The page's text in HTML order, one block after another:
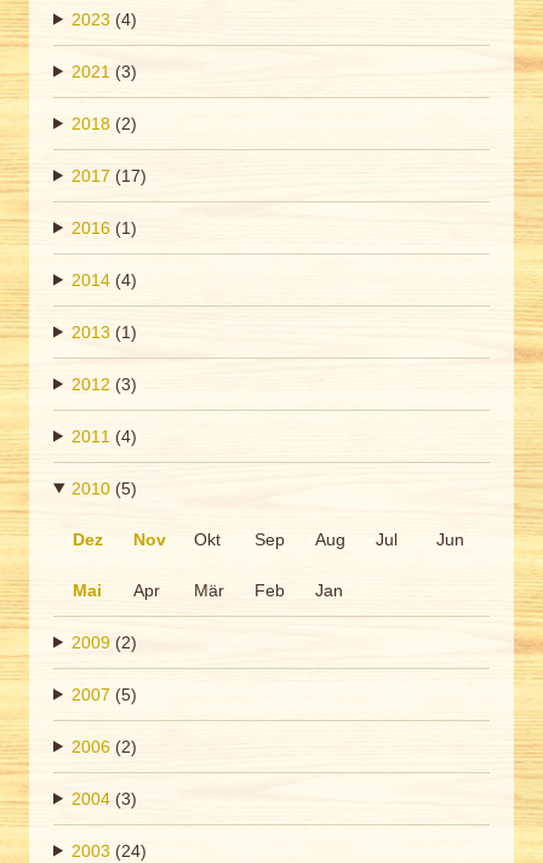
2023 (4)
2021 (3)
2018 (2)
2017 (17)
2016 (1)
2014 (4)
2013 (1)
2012 (3)
2011 (4)
2010 (5)
Dez Nov Okt Sep Aug Jul Jun
Mai Apr Mär Feb Jan
2009 (2)
2007 (5)
2006 (2)
2004 (3)
2003 (24)